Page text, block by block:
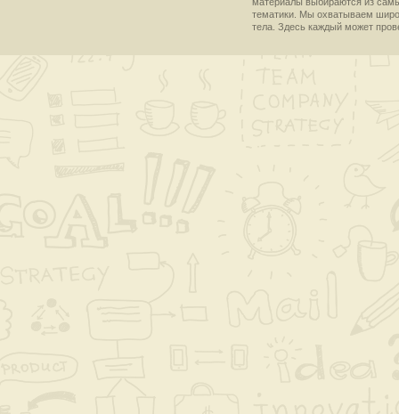
материалы выбираются из
тематики. Мы охватываем
тела. Здесь каждый может